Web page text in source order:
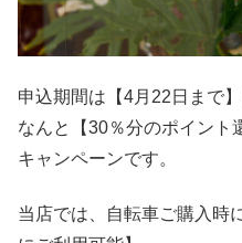
申込期間は【4月22日まで】
なんと【30％分のポイント
キャンペーンです。
当店では、自転車ご購入時